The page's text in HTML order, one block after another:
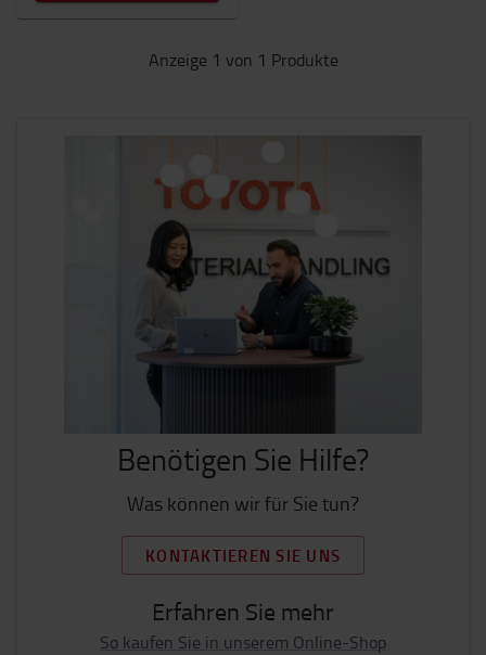
Anzeige 1 von 1 Produkte
Benötigen Sie Hilfe?
Was können wir für Sie tun?
KONTAKTIEREN SIE UNS
Erfahren Sie mehr
So kaufen Sie in unserem Online-Shop